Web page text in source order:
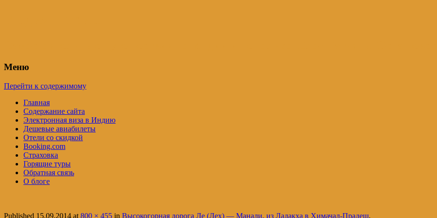
Меню
Перейти к содержимому
Главная
Содержание сайта
Электронная виза в Индию
Дешевые авиабилеты
Отели со скидкой
Booking.com
Страховка
Горящие туры
Обратная связь
О блоге
Published 15.09.2014 at800 × 455 in Высокогорная дорога Ле (Лех) — Манали, из Ладакха в Химачал-Прадеш.